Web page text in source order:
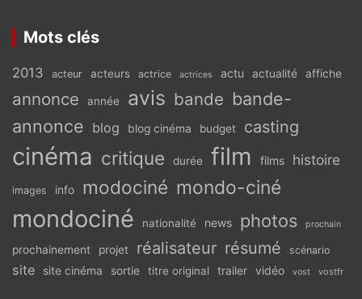
Mots clés
2013 acteur acteurs actrice actrices actu actualité affiche
annonce année avis bande bande-
annonce blog blog cinéma budget casting
cinéma critique durée film films histoire
images info modociné mondo-ciné
mondociné nationalité news photos prochain
prochainement projet réalisateur résumé scénario
site site cinéma sortie titre original trailer vidéo vost vostfr